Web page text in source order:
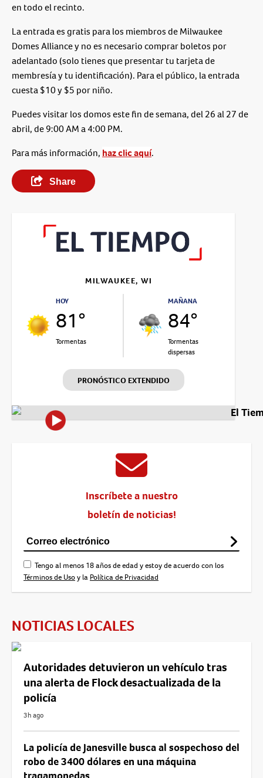
en todo el recinto.
La entrada es gratis para los miembros de Milwaukee
Domes Alliance y no es necesario comprar boletos por
adelantado (solo tienes que presentar tu tarjeta de
membresía y tu identificación). Para el público, la entrada
cuesta $10 y $5 por niño.
Puedes visitar los domos este fin de semana, del 26 al 27 de
abril, de 9:00 AM a 4:00 PM.
Para más información, haz clic aquí.
Share
MILWAUKEE, WI
HOY
81°
Tormentas
MAÑANA
84°
Tormentas
dispersas
PRONÓSTICO EXTENDIDO
El
Inscríbete a nuestro
boletín de noticias!
Tengo al menos 18 años de edad y estoy de acuerdo con los
Términos de Usoy la Política de Privacidad
NOTICIAS LOCALES
Autoridades detuvieron un vehículo tras
una alerta de Flock desactualizada de la
policía
3h ago
La policía de Janesville busca al sospechoso del
robo de 3400 dólares en una máquina